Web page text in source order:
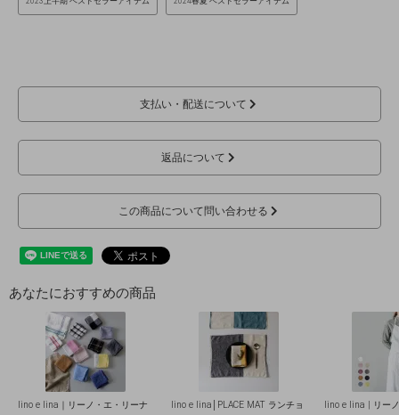
支払い・配送について
返品について
この商品について問い合わせる
あなたにおすすめの商品
lino e lina｜リーノ・エ・リーナ
lino e lina│PLACE MAT ランチョ
lino e lina | リー